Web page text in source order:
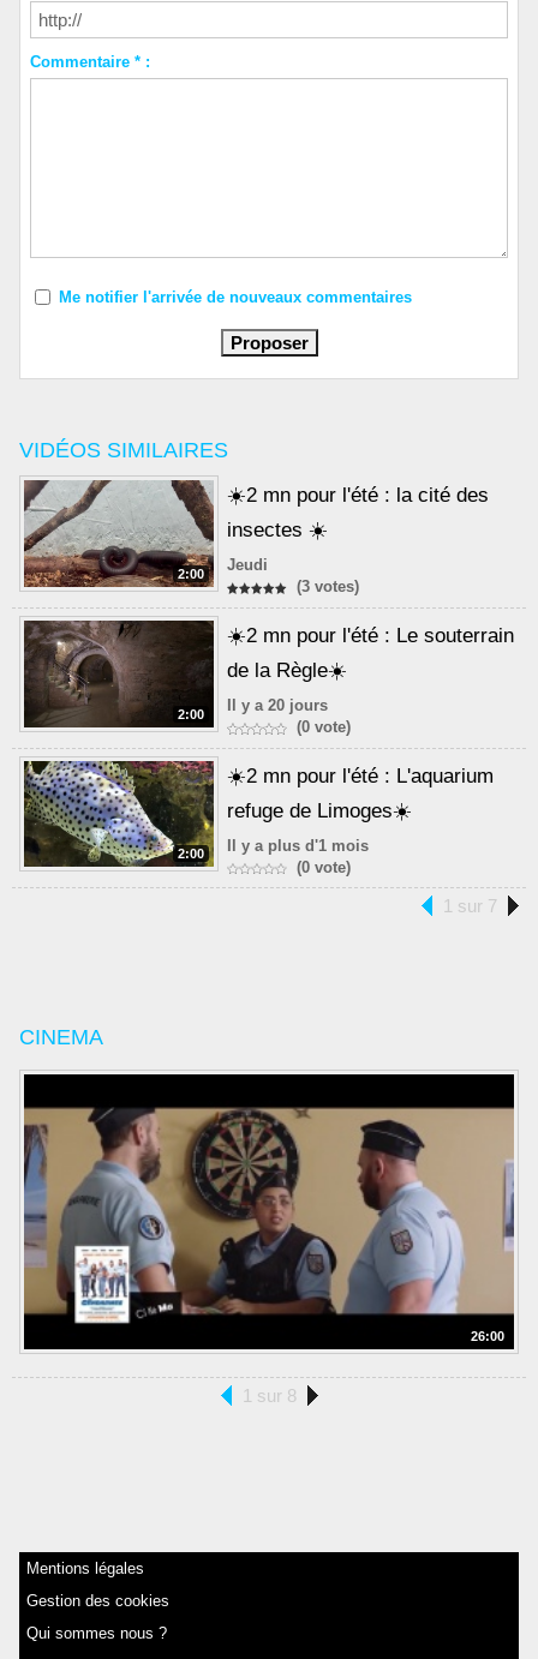
VIDÉOS SIMILAIRES
2:00
☀️2 mn pour l'été : la cité des
insectes ☀️
Jeudi
(3 votes)
2:00
☀️2 mn pour l'été : Le souterrain
de la Règle☀️
Il y a 20 jours
(0 vote)
2:00
☀️2 mn pour l'été : L'aquarium
refuge de Limoges☀️
Il y a plus d'1 mois
(0 vote)
1 sur 7
CINEMA
26:00
1 sur 8
Commentaire * :
Me notifier l'arrivée de nouveaux commentaires
Mentions légales
Gestion des cookies
Qui sommes nous ?